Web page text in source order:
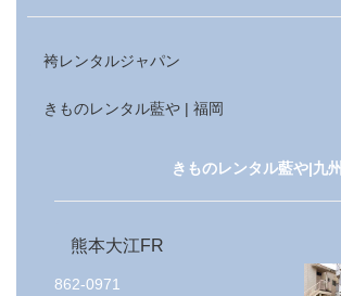
袴レンタルジャパン
きものレンタル藍や | 福岡
きものレンタル藍や|九州
熊本大江FR
862-0971